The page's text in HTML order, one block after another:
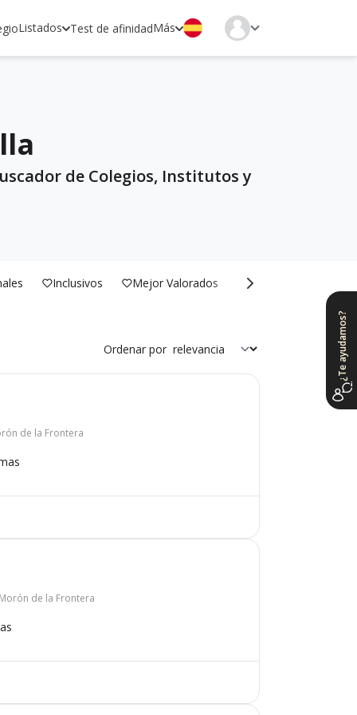
Listados Test de afinidadMás
de Colegios, Institutos y
Inclusivos Mejor Valorados Bilingües
Ordenar por
de la Frontera
de la Frontera
¿Te ayudamos?